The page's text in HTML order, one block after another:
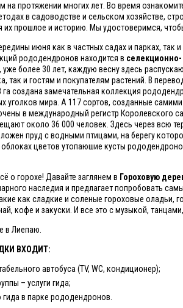
на протяжении многих лет. Во время
в садоводстве и сельском хозяйстве,
их прошлое и историю. Мы удостоверимся,
июня как в частных садах и парках, так
рододендронов находится в селекционно-
уже более 30 лет, каждую весну здесь
так и гостям и покупателям растений. В
создана замечательная коллекция
уголков мира. А 117 сортов, созданные
в международный регистр Королевского
около 36 000 человек. Здесь через всю
пруд с водными птицами, на берегу
цветов утопаюшие кусты
о горохе! Давайте заглянем в Гороховую
наследия и предлагает попробовать
как сладкие и соленые гороховые
кофе и закуски. И все это с музыкой,
в Лиепаю.
ВХОДИТ:
автобуса (TV, WC, кондиционер);
– услуги гида;
гида в парке рододендронов.